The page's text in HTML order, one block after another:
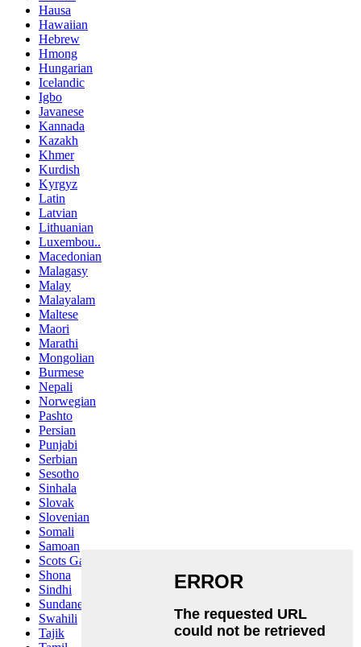
Hausa
Hawaiian
Hebrew
Hmong
Hungarian
Icelandic
Igbo
Javanese
Kannada
Kazakh
Khmer
Kurdish
Kyrgyz
Latin
Latvian
Lithuanian
Luxembou..
Macedonian
Malagasy
Malay
Malayalam
Maltese
Maori
Marathi
Mongolian
Burmese
Nepali
Norwegian
Pashto
Persian
Punjabi
Serbian
Sesotho
Sinhala
Slovak
Slovenian
Somali
Samoan
Scots Gaelic
Shona
Sindhi
Sundanese
Swahili
Tajik